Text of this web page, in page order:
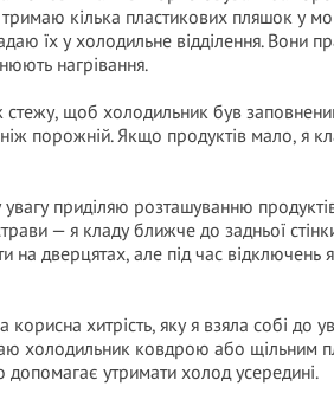
кілька пластикових пляшок у
їх у холодильне відділення. Вони
нагрівання.
стежу, щоб холодильник був
порожній. Якщо продуктів мало, я
приділяю розташуванню
— я кладу ближче до задньої
на дверцятах, але під час відключень
хитрість, яку я взяла собі до
холодильник ковдрою або щільним
допомагає утримати холод усередині.